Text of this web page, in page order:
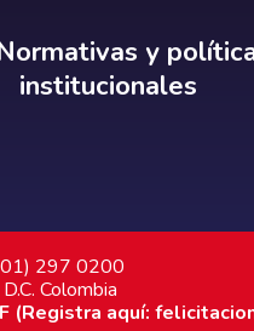
Normativas y
y
institucionales
297 0200
Colombia
(Registra aquí: